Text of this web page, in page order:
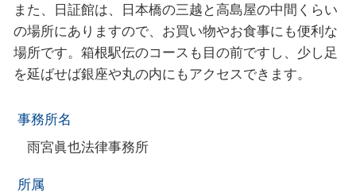
また、日証館は、日本橋の三越と高島屋の中間くらい
の場所にありますので、お買い物やお食事にも便利な
場所です。箱根駅伝のコースも目の前ですし、少し足
を延ばせば銀座や丸の内にもアクセスできます。
事務所名
雨宮眞也法律事務所
所属